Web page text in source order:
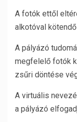
A fotók ettől
alkotóval
A pályázó
megfelelő fotók
zsűri döntése
A virtuális
a pályázó